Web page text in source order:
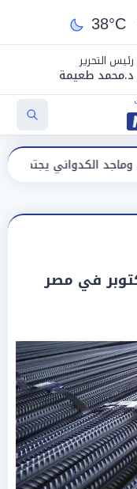
38°C
رئيس التحرير
د.محمد طعيمة